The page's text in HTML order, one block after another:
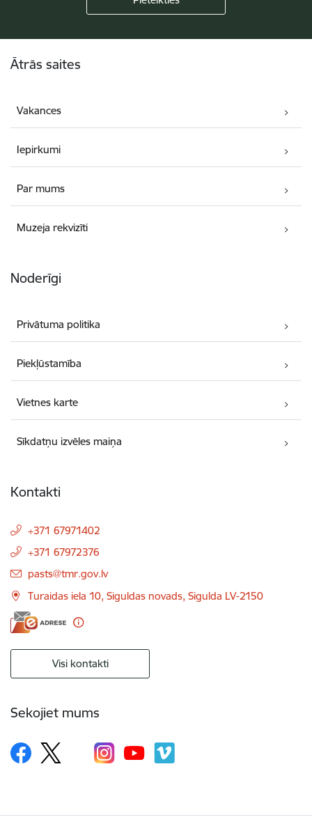
Ātrās saites
Vakances
Iepirkumi
Par mums
Muzeja rekvizīti
Noderīgi
Privātuma politika
Piekļūstamība
Vietnes karte
Sīkdatņu izvēles maiņa
Kontakti
+371 67971402
+371 67972376
E-pasts:
pasts@tmr.gov.lv
Turaidas iela 10, Siguldas novads, Sigulda LV-2150
Visi kontakti
Sekojiet mums